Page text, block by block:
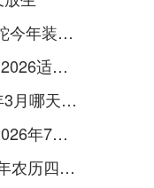
属蛇人2026年12月装修吉日 属蛇今年装修吉日
2026年2月份领结婚证黄道吉日 2026适合结婚的日子
2026年3月哪天黄道吉日 2026年3月哪天入宅最好呢
2026年七月份动土的黄道吉日 2026年7月那天能动土
2026年阴历四月黄道吉日 2026年农历四月二十六是黄道吉日吗